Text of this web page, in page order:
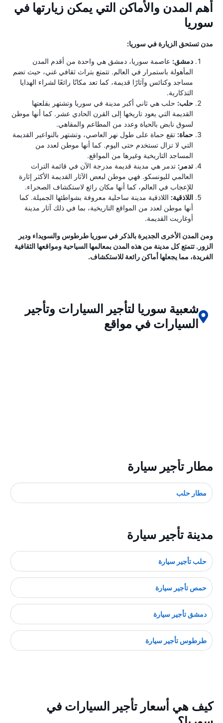
أهم المدن والأماكن التي يمكن زيارتها في
سوريا
مدن تستحق الزيارة في سوريا:
دمشق: عاصمة سوريا، دمشق هي واحدة من أقدم المدن
المأهولة باستمرار في العالم. تتمتع بتراث ثقافي غني، حيث تضم
مساجد وكنائس وآثارًا قديمة، كما تعد مكانًا رائعًا لشراء الهدايا
التذكارية.
حلب: حلب هي ثاني أكبر مدينة في سوريا وتشتهر بقلعتها
القديمة التي يعود تاريخها إلى القرن الحادي عشر. كما أنها موطن
لسوق نابض بالحياة وعدد من المطاعم والمقاهي.
حماة: تقع حماة على طول نهر العاصي، وتشتهر بالنواعير القديمة
التي لا تزال تستخدم حتى اليوم. كما أنها موطن لعدد من
المساجد التاريخية وغيرها من المواقع.
تدمر: تدمر هي مدينة قديمة مدرجة الآن في قائمة التراث
العالمي لليونسكو. فهي موطن لبعض الآثار القديمة الأكثر إثارة
للإعجاب في العالم، كما أنها مكان رائع لاستكشاف الصحراء.
اللاذقية: اللاذقية مدينة ساحلية معروفة بشواطئها الجميلة. كما
أنها موطن لعدد من المواقع التاريخية، بما في ذلك آثار مدينة
أوغاريت القديمة.
ومن المدن الأخرى الجديرة بالذكر في سوريا طرطوس والسويداء ودير
الزور. تتمتع كل مدينة من هذه المدن بمعالمها السياحية ومواقعها الثقافية
الفريدة، مما يجعلها أماكن رائعة للاستكشاف.
شعبية سوريا لتأجير السيارات وتأجير
السيارات في مواقع
مطار تأجير سيارة
مطار حلب
مدينة تأجير سيارة
حلب تأجير سيارة
حمص تأجير سيارة
دمشق تأجير سيارة
طرطوس تأجير سيارة
كيف هي أسعار تأجير السيارات في